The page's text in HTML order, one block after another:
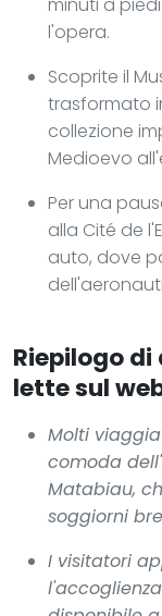
l'opera.
Scoprite il
trasformato
collezione
Medioevo
Per una
alla Cité de
auto, dove
Riepilogo
lette sul
Molti
comoda
Matabiau,
soggiorni
I visitatori